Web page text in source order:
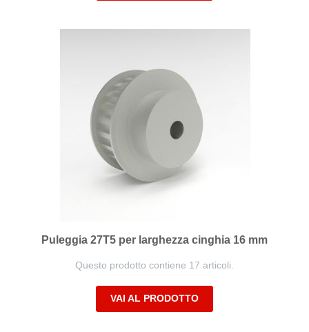
Puleggia 27T5 per larghezza cinghia 16 mm
Questo prodotto contiene 17 articoli.
VAI AL PRODOTTO